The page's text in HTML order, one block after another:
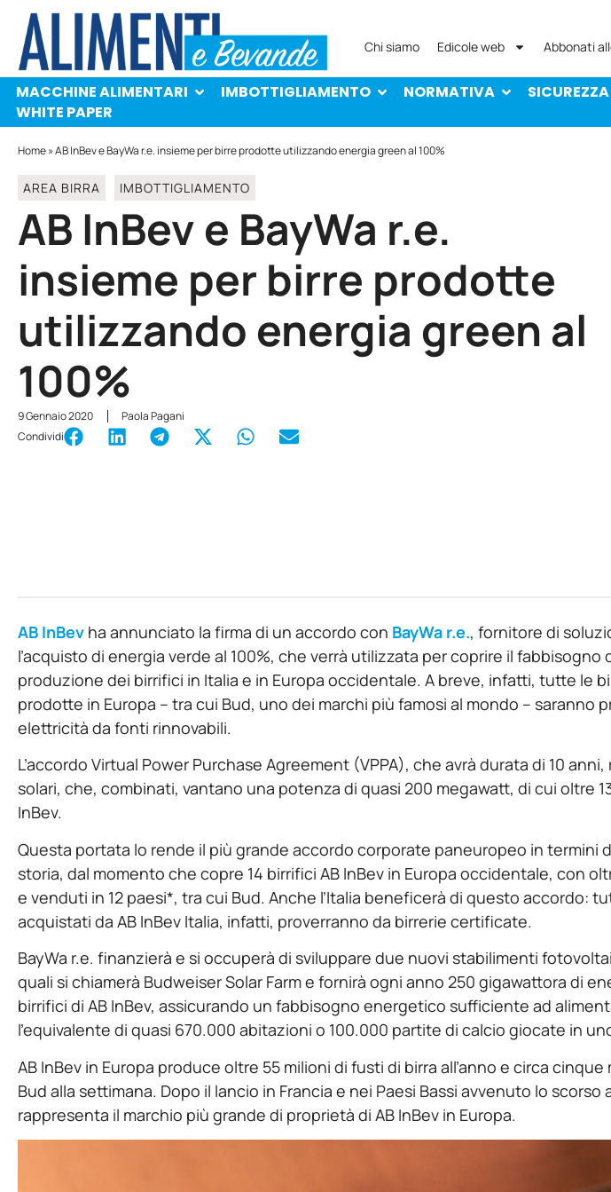
MACCHINE ALIMENTARI
PROTAGONISTI
WHITE PAPER
Chi siamo Edicole web Abbonati
MACCHINE ALIMENTARI IMBOTTIGLIAMENTO NORMATIVA
WHITE PAPER
Home»AB InBev e BayWa r.e. insieme per birre prodotte utilizzando energia green al 100%
AREA BIRRA IMBOTTIGLIAMENTO
AB InBev e BayWa r.e.
insieme per birre prodotte
utilizzando energia green al
100%
9 Gennaio 2020
Paola Pagani
Condividi
AB InBev ha annunciato la firma di un accordo con BayWa r.e., fornitore di
l’acquisto di energia verde al 100%, che verrà utilizzata per coprire il fabbisogno
produzione dei birrifici in Italia e in Europa occidentale. A breve, infatti, tutte le
prodotte in Europa – tra cui Bud, uno dei marchi più famosi al mondo – saranno
elettricità da fonti rinnovabili.
L’accordo Virtual Power Purchase Agreement (VPPA), che avrà durata di 10
solari, che, combinati, vantano una potenza di quasi 200 megawatt, di cui oltre
InBev.
Questa portata lo rende il più grande accordo corporate paneuropeo in termini
storia, dal momento che copre 14 birrifici AB InBev in Europa occidentale, con
e venduti in 12 paesi*, tra cui Bud. Anche l’Italia beneficerà di questo accordo:
acquistati da AB InBev Italia, infatti, proverranno da birrerie certificate.
BayWa r.e. finanzierà e si occuperà di sviluppare due nuovi stabilimenti
quali si chiamerà Budweiser Solar Farm e fornirà ogni anno 250 gigawattora di
birrifici di AB InBev, assicurando un fabbisogno energetico sufficiente ad
l’equivalente di quasi 670.000 abitazioni o 100.000 partite di calcio giocate in
AB InBev in Europa produce oltre 55 milioni di fusti di birra all’anno e circa
Bud alla settimana. Dopo il lancio in Francia e nei Paesi Bassi avvenuto lo scorso
rappresenta il marchio più grande di proprietà di AB InBev in Europa.